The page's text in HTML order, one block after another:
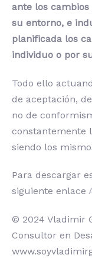
ante los
su entorno, e
planificada los
individuo o por
Todo ello
de aceptación,
no de
constantemente
siendo los
Para descargar
siguiente enlace
© 2024 Vladimir
Consultor en